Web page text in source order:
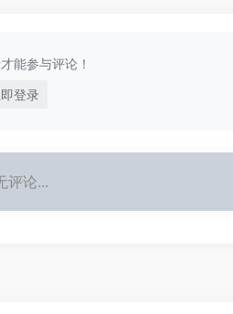
能参与评论！
登录
评论...